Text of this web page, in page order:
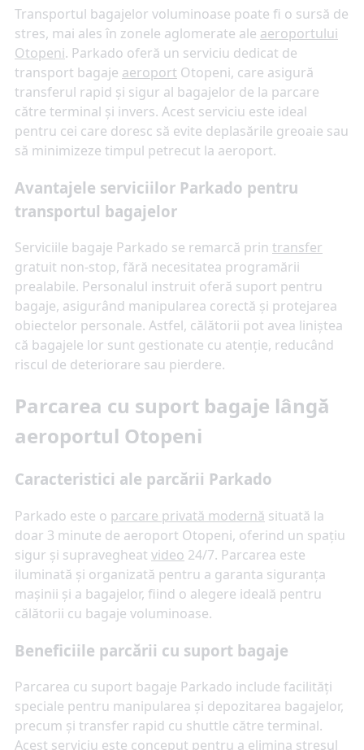
Transportul bagajelor voluminoase poate fi o sursă de
stres, mai ales în zonele aglomerate ale aeroportului
Otopeni. Parkado oferă un serviciu dedicat de
transport bagaje aeroport Otopeni, care asigură
transferul rapid și sigur al bagajelor de la parcare
către terminal și invers. Acest serviciu este ideal
pentru cei care doresc să evite deplasările greoaie sau
să minimizeze timpul petrecut la aeroport.
Avantajele serviciilor Parkado pentru
transportul bagajelor
Serviciile bagaje Parkado se remarcă prin transfer
gratuit non-stop, fără necesitatea programării
prealabile. Personalul instruit oferă suport pentru
bagaje, asigurând manipularea corectă și protejarea
obiectelor personale. Astfel, călătorii pot avea liniștea
că bagajele lor sunt gestionate cu atenție, reducând
riscul de deteriorare sau pierdere.
Parcarea cu suport bagaje lângă
aeroportul Otopeni
Caracteristici ale parcării Parkado
Parkado este o parcare privată modernă situată la
doar 3 minute de aeroport Otopeni, oferind un spațiu
sigur și supravegheat video 24/7. Parcarea este
iluminată și organizată pentru a garanta siguranța
mașinii și a bagajelor, fiind o alegere ideală pentru
călătorii cu bagaje voluminoase.
Beneficiile parcării cu suport bagaje
Parcarea cu suport bagaje Parkado include facilități
speciale pentru manipularea și depozitarea bagajelor,
precum și transfer rapid cu shuttle către terminal.
Acest serviciu este conceput pentru a elimina stresul